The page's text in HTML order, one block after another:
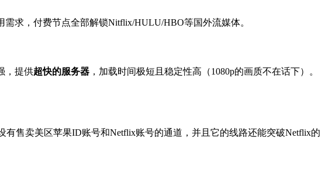
求，付费节点全部解锁Nitflix/HULU/HBO等国外流媒体。
，提供超快的服务器 ，加载时间极短且稳定性高（1080p的画质不在话下）。
有售卖美区苹果ID账号和Netflix账号的通道，并且它的线路还能突破Netflix的